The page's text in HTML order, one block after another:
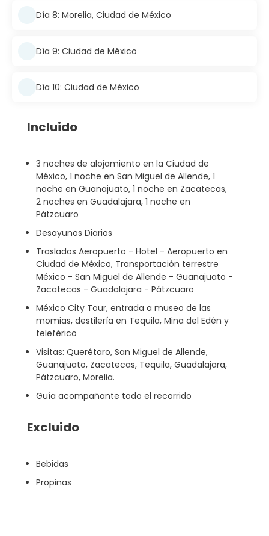
Día 8: Morelia, Ciudad de México
Día 9: Ciudad de México
Día 10: Ciudad de México
Incluido
3 noches de alojamiento en la Ciudad de
México, 1 noche en San Miguel de Allende, 1
noche en Guanajuato, 1 noche en Zacatecas,
2 noches en Guadalajara, 1 noche en
Pátzcuaro
Desayunos Diarios
Traslados Aeropuerto - Hotel - Aeropuerto en
Ciudad de México, Transportación terrestre
México - San Miguel de Allende - Guanajuato -
Zacatecas - Guadalajara - Pátzcuaro
México City Tour, entrada a museo de las
momias, destilería en Tequila, Mina del Edén y
teleférico
Visitas: Querétaro, San Miguel de Allende,
Guanajuato, Zacatecas, Tequila, Guadalajara,
Pátzcuaro, Morelia.
Guía acompañante todo el recorrido
Excluido
Bebidas
Propinas